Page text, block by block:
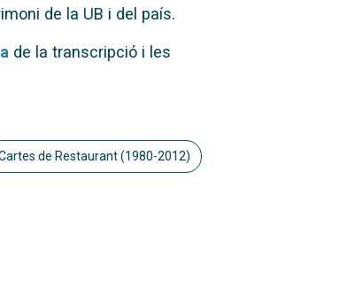
de la UB i del país.
de la transcripció i les
de Restaurant (1980-2012)